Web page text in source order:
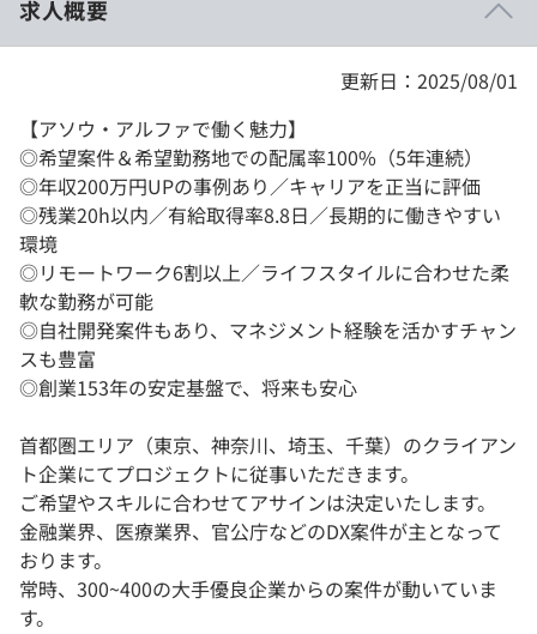
求人概要
更新日：2025/08/01
【アソウ・アルファで働く魅力】
◎希望案件＆希望勤務地での配属率100%（5年連続）
◎年収200万円UPの事例あり／キャリアを正当に評価
◎残業20h以内／有給取得率8.8日／長期的に働きやすい
環境
◎リモートワーク6割以上／ライフスタイルに合わせた柔
軟な勤務が可能
◎自社開発案件もあり、マネジメント経験を活かすチャン
スも豊富
◎創業153年の安定基盤で、将来も安心
首都圏エリア（東京、神奈川、埼玉、千葉）のクライアン
ト企業にてプロジェクトに従事いただきます。
ご希望やスキルに合わせてアサインは決定いたします。
金融業界、医療業界、官公庁などのDX案件が主となって
おります。
常時、300~400の大手優良企業からの案件が動いていま
す。